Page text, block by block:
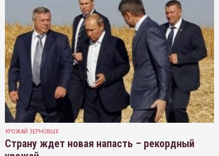
УРОЖАЙ ЗЕРНОВЫХ
Страну ждет новая напасть – рекордный